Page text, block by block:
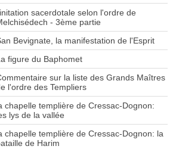
sacerdotale selon l'ordre de
- 3ème partie
Bevignate, la manifestation de l'Esprit
figure du Baphomet
sur la liste des Grands Maîtres
l'ordre des Templiers
chapelle templière de Cressac-Dognon:
lys de la vallée
chapelle templière de Cressac-Dognon: la
de Harim